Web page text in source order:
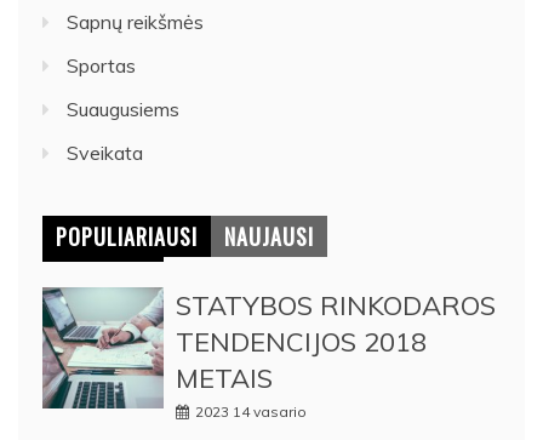
Sapnų reikšmės
Sportas
Suaugusiems
Sveikata
POPULIARIAUSI NAUJAUSI
STATYBOS RINKODAROS
TENDENCIJOS 2018
METAIS
2023 14 vasario